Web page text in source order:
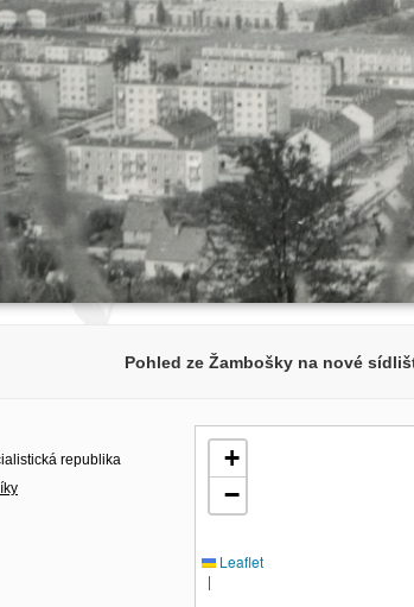
Pohled ze Žambošky na nové
republika
+
−
Leaflet
|